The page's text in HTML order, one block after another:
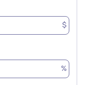
$
%